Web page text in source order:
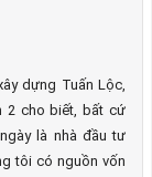
dựng Tuấn Lộc,
2 cho biết, bất cứ
là nhà đầu tư
tôi có nguồn vốn